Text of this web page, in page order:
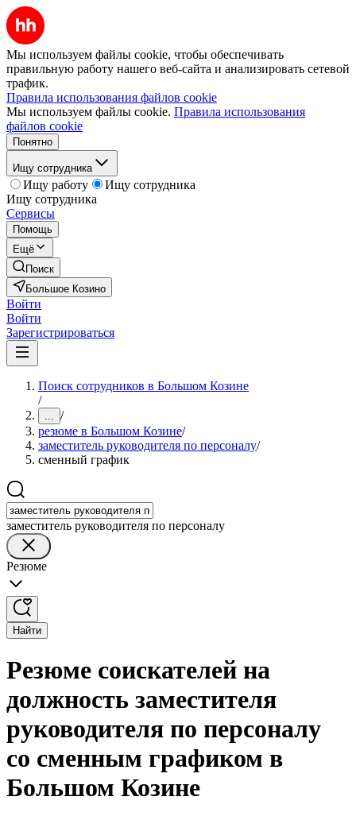
Мы используем файлы cookie, чтобы обеспечивать
правильную работу нашего веб-сайта и анализировать сетевой
трафик.
Правила использования файлов cookie
Мы используем файлы cookie. Правила использования
файлов cookie
Понятно
Ищу сотрудника
Ищу работу
Ищу сотрудника
Ищу сотрудника
Сервисы
Помощь
Ещё
Поиск
Большое Козино
Войти
Войти
Зарегистрироваться
Поиск сотрудников в Большом Козине
/
... /
резюме в Большом Козине/
заместитель руководителя по персоналу/
сменный график
заместитель руководителя по персоналу
Резюме
Найти
Резюме соискателей на
должность заместителя
руководителя по персоналу
со сменным графиком в
Большом Козине